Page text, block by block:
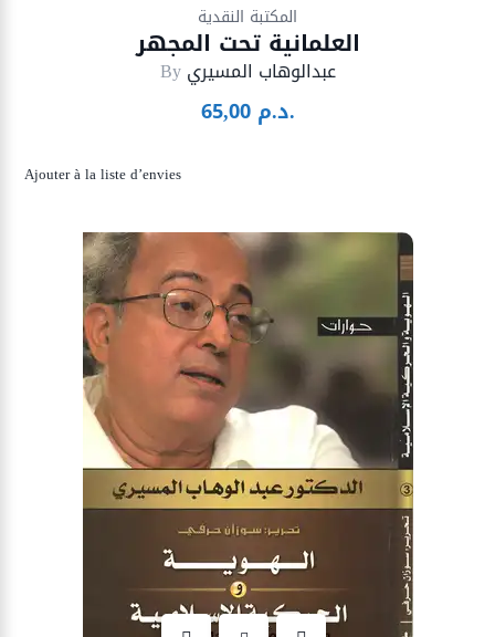
المكتبة النقدية
العلمانية تحت المجهر
Byعبدالوهاب المسيري
65,00 د.م.
Ajouter à la liste d’envies